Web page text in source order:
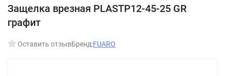
Защелка врезная PLASTP12-45-25 GR
графит
Оставить отзывБренд:FUARO